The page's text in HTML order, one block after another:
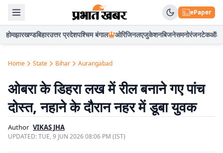
ePaper
होमझारखण्डबिहारउत्तर प्रदेशपश्चिम बंगाल ओरिजिनलएजुकेशनबिजनेसमनोरंजनटेकऑटो
Home State Bihar Aurangabad
ओबरा के डिहरा लख में रील बनाने गए पांच
दोस्त, नहाने के दौरान नहर में डूबा युवक
Author VIKAS JHA
UPDATED:TUE, 9 JUN 2026 08:06 PM (IST)